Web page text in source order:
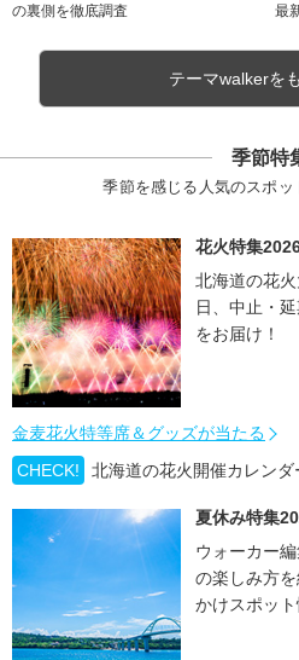
の裏側を徹底調査
最
テーマwalkerを
季節特
季節を感じる人気のスポ
花火特集
北海道の花
日、中止・
をお届け！
金麦花火特等席＆グッズが当たる
CHECK!
北海道の花火開催カレンダ
夏休み特集
ウォーカー
の楽しみ方
かけスポット